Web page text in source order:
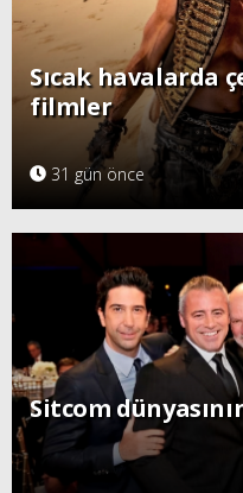
Sıcak havalarda
filmler
31 gün önce
Sitcom